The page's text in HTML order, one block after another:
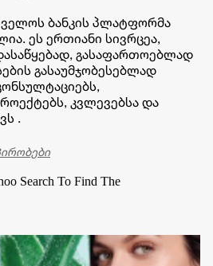
ბანკის პლატფორმა
ეს ერთიანი სივრცეა,
გასაფართოებლად
გასაუმჯობესებლად
კვლევებსა და
.
Search To Find The